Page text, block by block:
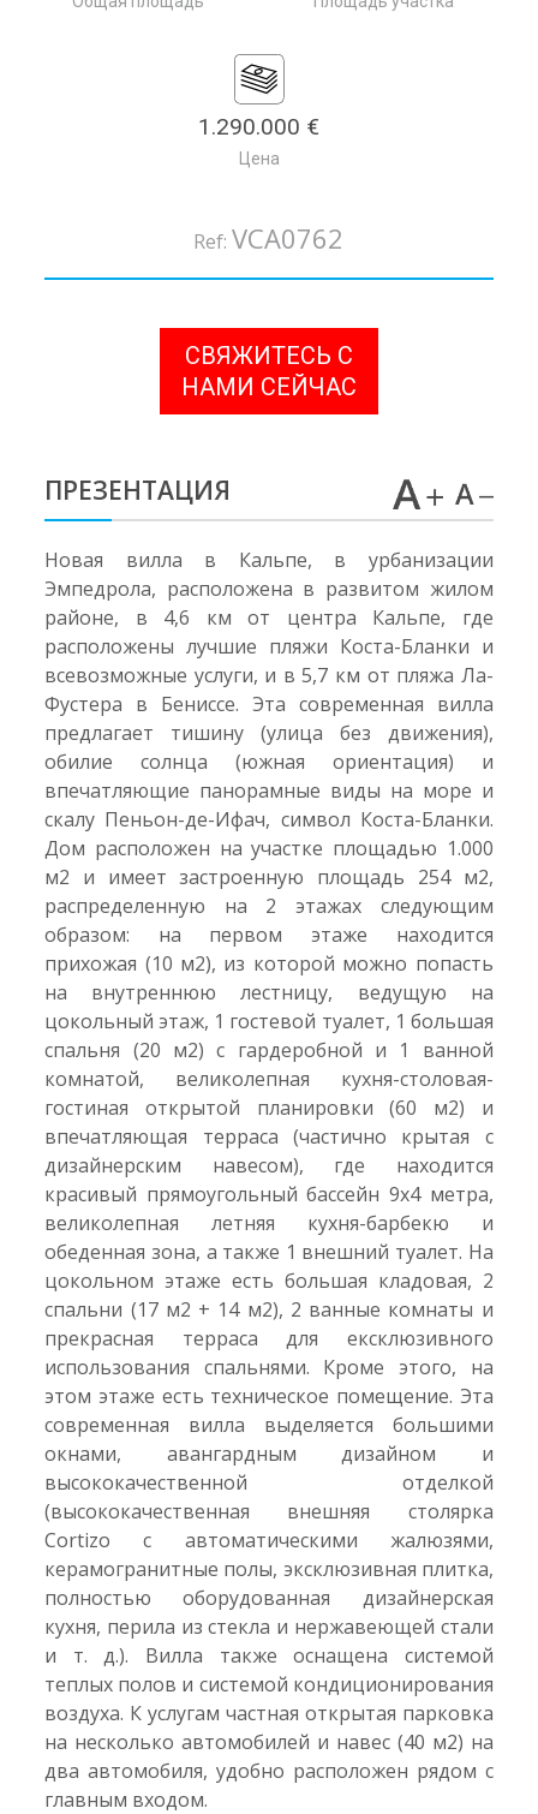
1.290.000 €
Цена
Ref:VCA0762
СВЯЖИТЕСЬ С
НАМИ СЕЙЧАС
ПРЕЗЕНТАЦИЯ
Новая вилла в Кальпе, в урбанизации
Эмпедрола, расположена в развитом жилом
районе, в 4,6 км от центра Кальпе, где
расположены лучшие пляжи Коста-Бланки и
всевозможные услуги, и в 5,7 км от пляжа Ла-
Фустера в Бениссе. Эта современная вилла
предлагает тишину (улица без движения),
обилие солнца (южная ориентация) и
впечатляющие панорамные виды на море и
скалу Пеньон-де-Ифач, символ Коста-Бланки.
Дом расположен на участке площадью 1.000
м2 и имеет застроенную площадь 254 м2,
распределенную на 2 этажах следующим
образом: на первом этаже находится
прихожая (10 м2), из которой можно попасть
на внутреннюю лестницу, ведущую на
цокольный этаж, 1 гостевой туалет, 1 большая
спальня (20 м2) с гардеробной и 1 ванной
комнатой, великолепная кухня-столовая-
гостиная открытой планировки (60 м2) и
впечатляющая терраса (частично крытая с
дизайнерским навесом), где находится
красивый прямоугольный бассейн 9x4 метра,
великолепная летняя кухня-барбекю и
обеденная зона, а также 1 внешний туалет. На
цокольном этаже есть большая кладовая, 2
спальни (17 м2 + 14 м2), 2 ванные комнаты и
прекрасная терраса для ексклюзивного
использования спальнями. Кроме этого, на
этом этаже есть техническое помещение. Эта
современная вилла выделяется большими
окнами, авангардным дизайном и
высококачественной отделкой
(высококачественная внешняя столярка
Cortizo с автоматическими жалюзями,
керамогранитные полы, эксклюзивная плитка,
полностью оборудованная дизайнерская
кухня, перила из стекла и нержавеющей стали
и т. д.). Вилла также оснащена системой
теплых полов и системой кондиционирования
воздуха. К услугам частная открытая парковка
на несколько автомобилей и навес (40 м2) на
два автомобиля, удобно расположен рядом с
главным входом.